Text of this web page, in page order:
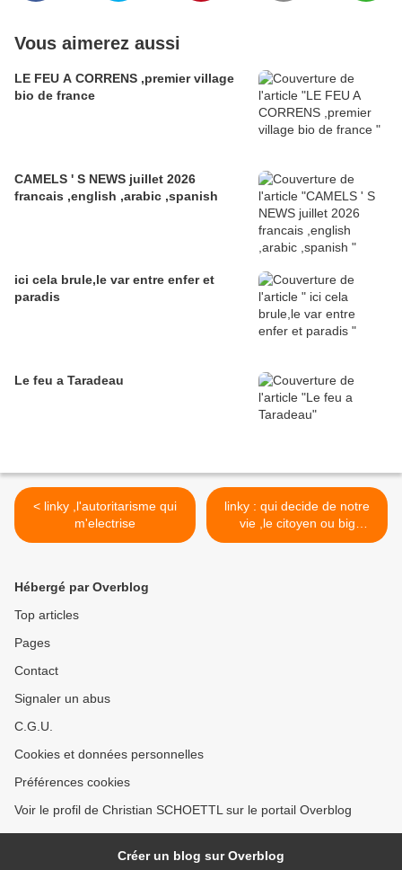
Vous aimerez aussi
LE FEU A CORRENS ,premier village
bio de france
CAMELS ' S NEWS juillet 2026
francais ,english ,arabic ,spanish
ici cela brule,le var entre enfer et
paradis
Le feu a Taradeau
< linky ,l'autoritarisme qui
m'electrise
linky : qui decide de notre
vie ,le citoyen ou big
brother >
Hébergé par Overblog
Top articles
Pages
Contact
Signaler un abus
C.G.U.
Cookies et données personnelles
Préférences cookies
Voir le profil de Christian SCHOETTL sur le portail Overblog
Créer un blog sur Overblog